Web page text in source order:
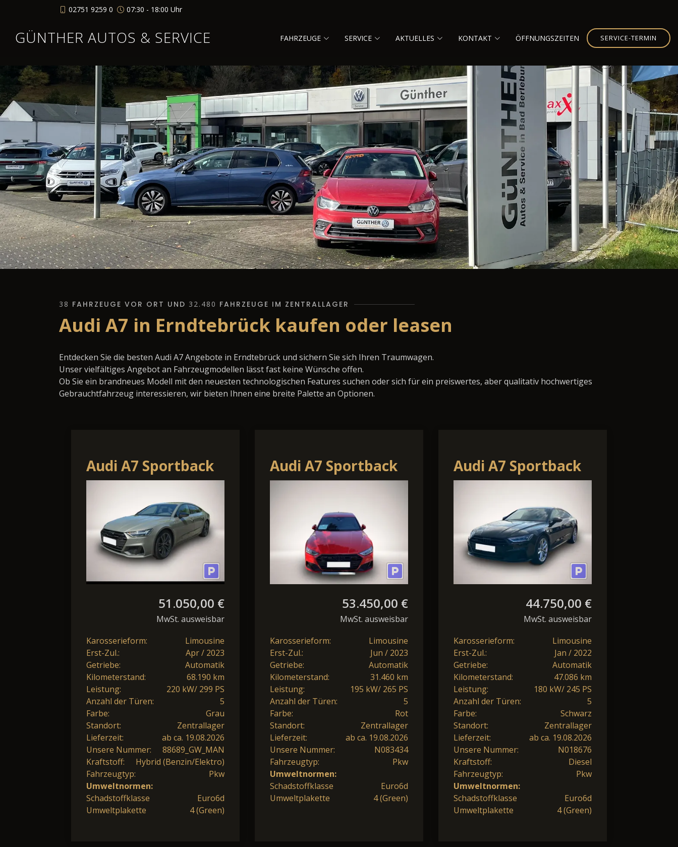
02751 9259 0 07:30 - 18:00 Uhr
GÜNTHER AUTOS & SERVICE FAHRZEUGE SERVICE AKTUELLES KONTAKT ÖFFNUNGSZEITEN SERVICE-TERMIN
38 FAHRZEUGE VOR ORT UND 32.480 FAHRZEUGE IM ZENTRALLAGER
Audi A7 in Erndtebrück kaufen oder leasen
Entdecken Sie die besten Audi A7 Angebote in Erndtebrück und sichern Sie sich Ihren Traumwagen.
Unser vielfältiges Angebot an Fahrzeugmodellen lässt fast keine Wünsche offen.
Ob Sie ein brandneues Modell mit den neuesten technologischen Features suchen oder sich für ein preiswertes, aber qualitativ hochwertiges
Gebrauchtfahrzeug interessieren, wir bieten Ihnen eine breite Palette an Optionen.
Audi A7 Sportback
50 TFSI e quattro
HD MATRIX LED
NAV
51.050,00 €
MwSt. ausweisbar
Karosserieform:
Limousine
Erst-Zul.:
Apr / 2023
Getriebe:
Automatik
Kilometerstand:
68.190 km
Leistung:
220 kW/ 299 PS
Anzahl der Türen:
5
Farbe:
Grau
Standort:
Zentrallager
Lieferzeit:
ab ca. 19.08.2026
Unsere Nummer:
88689_GW_MAN
Kraftstoff:
Hybrid (Benzin/Elektro)
Fahrzeugtyp:
Pkw
Umweltnormen:
Schadstoffklasse
Euro6d
Umweltplakette
4 (Green)
Audi A7 Sportback
45 TFSI Q S tronic
LED/ACC/Standhzg
53.450,00 €
MwSt. ausweisbar
Karosserieform:
Limousine
Erst-Zul.:
Jun / 2023
Getriebe:
Automatik
Kilometerstand:
31.460 km
Leistung:
195 kW/ 265 PS
Anzahl der Türen:
5
Farbe:
Rot
Standort:
Zentrallager
Lieferzeit:
ab ca. 19.08.2026
Unsere Nummer:
N083434
Fahrzeugtyp:
Pkw
Umweltnormen:
Schadstoffklasse
Euro6d
Umweltplakette
4 (Green)
Audi A7 Sportback
45 TDI qu. S-tronic
S-Line *Schwarz
44.750,00 €
MwSt. ausweisbar
Karosserieform:
Limousine
Erst-Zul.:
Jan / 2022
Getriebe:
Automatik
Kilometerstand:
47.086 km
Leistung:
180 kW/ 245 PS
Anzahl der Türen:
5
Farbe:
Schwarz
Standort:
Zentrallager
Lieferzeit:
ab ca. 19.08.2026
Unsere Nummer:
N018676
Kraftstoff:
Diesel
Fahrzeugtyp:
Pkw
Umweltnormen:
Schadstoffklasse
Euro6d
Umweltplakette
4 (Green)